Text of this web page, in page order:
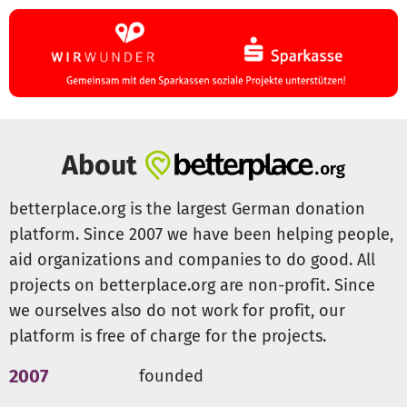
About
betterplace.org is the largest German donation
platform. Since 2007 we have been helping people,
aid organizations and companies to do good. All
projects on betterplace.org are non-profit. Since
we ourselves also do not work for profit, our
platform is free of charge for the projects.
2007 founded